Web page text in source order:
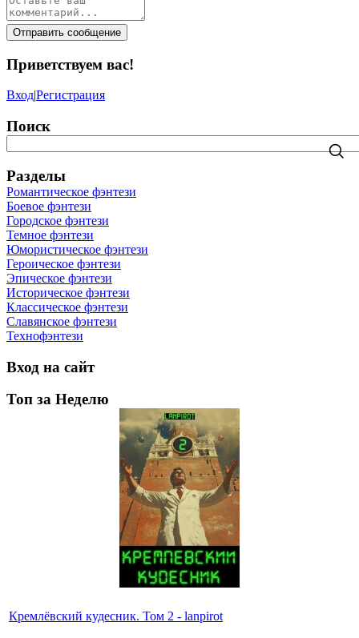
Отправить сообщение
Приветствуем вас!
Вход|Регистрация
Поиск
Разделы
Романтическое фэнтези
Боевое фэнтези
Городское фэнтези
Темное фэнтези
Юмористическое фэнтези
Героическое фэнтези
Эпическое фэнтези
Историческое фэнтези
Классическое фэнтези
Славянское фэнтези
Технофэнтези
Вход на сайт
Топ за Неделю
Кремлёвский кудесник. Том 2 - lanpirot